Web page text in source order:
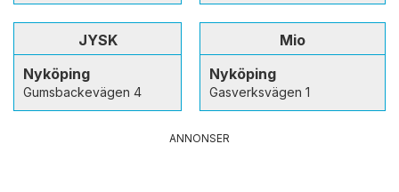
JYSK
Nyköping
Gumsbackevägen 4
Mio
Nyköping
Gasverksvägen 1
ANNONSER